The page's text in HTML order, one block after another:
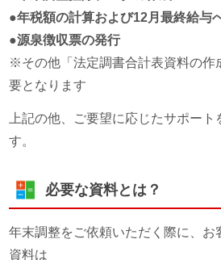
●年税額の計算および12月最終給与
●源泉徴収票の発行
※その他「法定調書合計表資料の作
要となります
上記の他、ご要望に応じたサポート
す。
必要な資料とは？
年末調整をご依頼いただく際に、お
資料は